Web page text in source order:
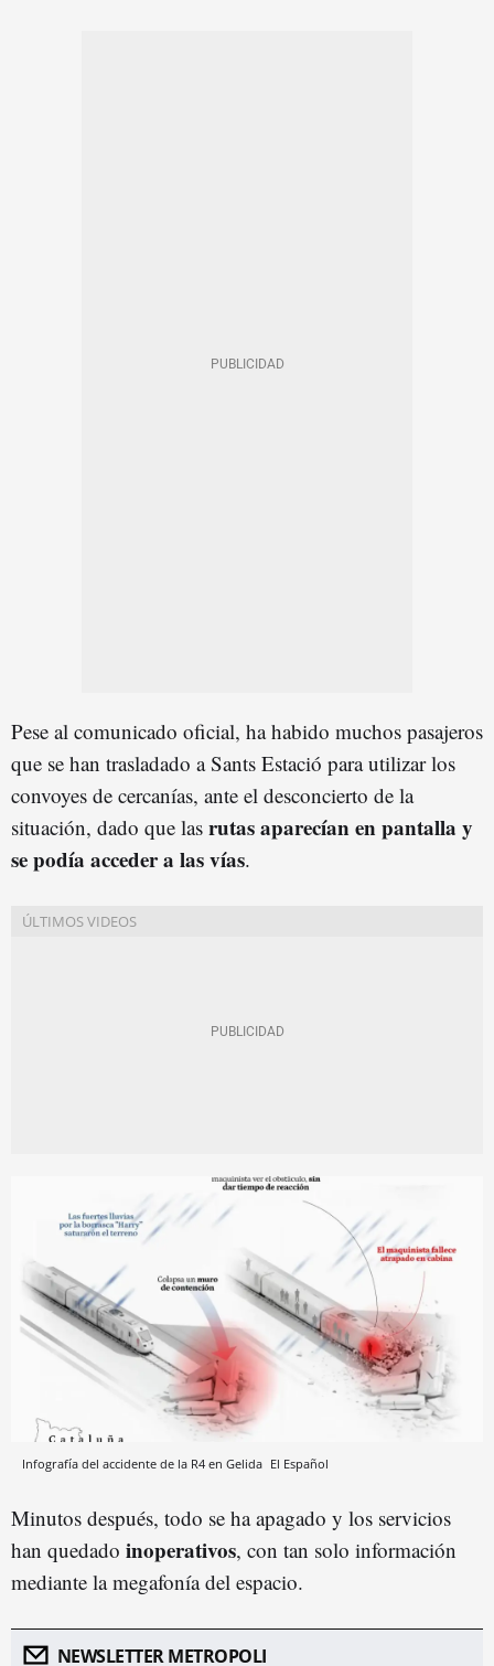
Pese al comunicado oficial, ha habido muchos pasajeros
que se han trasladado a Sants Estació para utilizar los
convoyes de cercanías, ante el desconcierto de la
situación, dado que las rutas aparecían en pantalla y
se podía acceder a las vías.
Infografía del accidente de la R4 en Gelida El Español
Minutos después, todo se ha apagado y los servicios
han quedado inoperativos, con tan solo información
mediante la megafonía del espacio.
NEWSLETTER METROPOLI